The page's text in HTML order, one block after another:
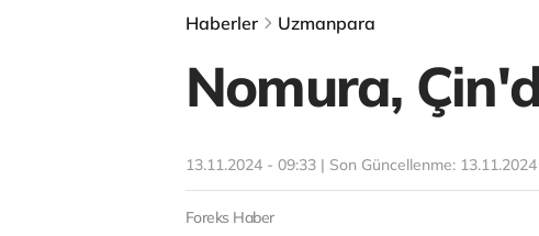
Haberler Uzmanpara
Nomura,
13.11.2024 - 09:33 | Son Güncellenme:
Foreks Haber